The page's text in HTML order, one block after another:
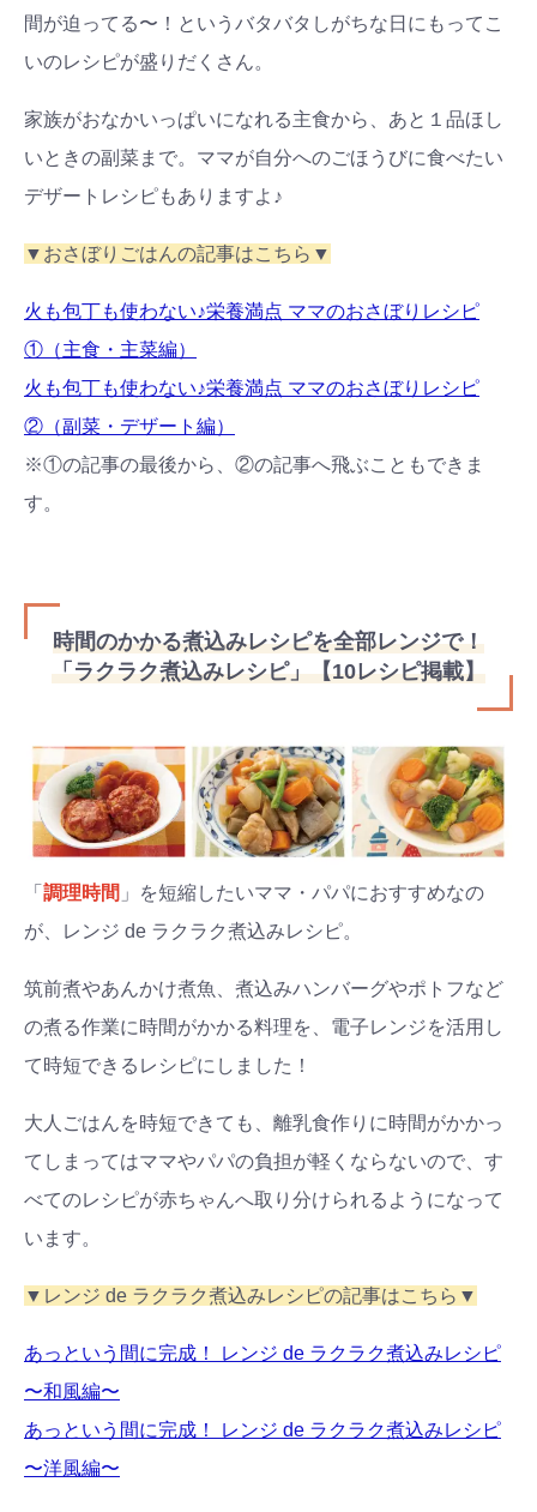
間が迫ってる〜！というバタバタしがちな日にもってこ
いのレシピが盛りだくさん。
家族がおなかいっぱいになれる主食から、あと１品ほし
いときの副菜まで。ママが自分へのごほうびに食べたい
デザートレシピもありますよ♪
▼おさぼりごはんの記事はこちら▼
火も包丁も使わない♪栄養満点 ママのおさぼりレシピ
①（主食・主菜編）
火も包丁も使わない♪栄養満点 ママのおさぼりレシピ
②（副菜・デザート編）
※①の記事の最後から、②の記事へ飛ぶこともできま
す。
時間のかかる煮込みレシピを全部レンジで！
「ラクラク煮込みレシピ」【10レシピ掲載】
「 調理時間 」を短縮したいママ・パパにおすすめなの
が、レンジ de ラクラク煮込みレシピ。
筑前煮やあんかけ煮魚、煮込みハンバーグやポトフなど
の煮る作業に時間がかかる料理を、電子レンジを活用し
て時短できるレシピにしました！
大人ごはんを時短できても、離乳食作りに時間がかかっ
てしまってはママやパパの負担が軽くならないので、す
べてのレシピが赤ちゃんへ取り分けられるようになって
います。
▼レンジ de ラクラク煮込みレシピの記事はこちら▼
あっという間に完成！ レンジ de ラクラク煮込みレシピ
〜和風編〜
あっという間に完成！ レンジ de ラクラク煮込みレシピ
〜洋風編〜